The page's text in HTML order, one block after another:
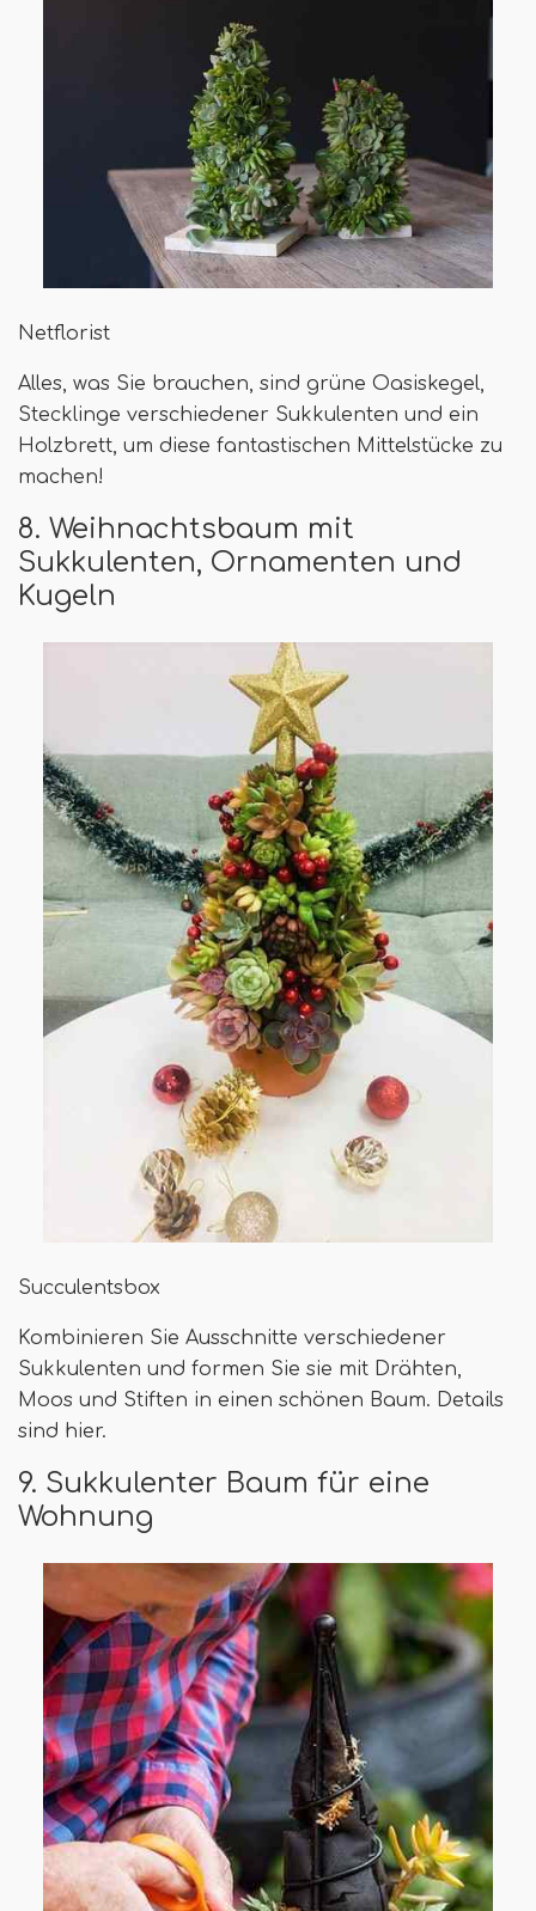
Netflorist
Alles, was Sie brauchen, sind grüne Oasiskegel,
Stecklinge verschiedener Sukkulenten und ein
Holzbrett, um diese fantastischen Mittelstücke zu
machen!
8. Weihnachtsbaum mit
Sukkulenten, Ornamenten und
Kugeln
Succulentsbox
Kombinieren Sie Ausschnitte verschiedener
Sukkulenten und formen Sie sie mit Drähten,
Moos und Stiften in einen schönen Baum. Details
sind hier.
9. Sukkulenter Baum für eine
Wohnung